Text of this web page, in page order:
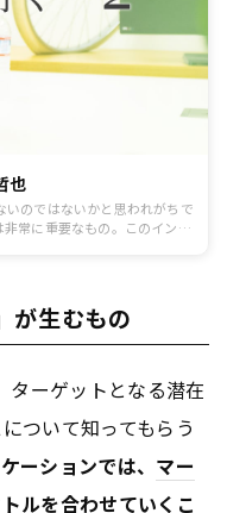
也
いのではないかと思われがちで
常に重要なもの。このインタ
が生むもの
ターゲットとなる潜在
ついて知ってもらう
ーションでは、 マー
ルを合わせていくこ